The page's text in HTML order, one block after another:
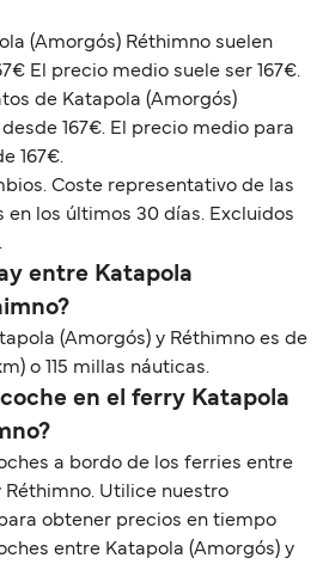
(Amorgós) Réthimno suelen
El precio medio suele ser 167€.
de Katapola (Amorgós)
167€. El precio medio para
167€.
Coste representativo de las
en los últimos 30 días. Excluidos
entre Katapola
(Amorgós) y Réthimno es de
o 115 millas náuticas.
en el ferry Katapola
a bordo de los ferries entre
Réthimno. Utilice nuestro
obtener precios en tiempo
entre Katapola (Amorgós) y